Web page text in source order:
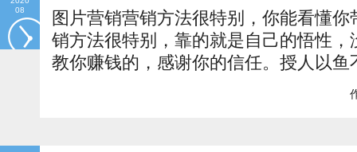
08
图片营销营销方法很特别，你能看懂
销方法很特别，靠的就是自己的悟性
教你赚钱的，感谢你的信任。授人以鱼